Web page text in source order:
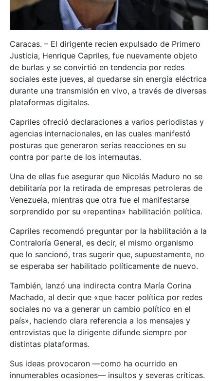
Caracas. – El dirigente recien expulsado de Primero
Justicia, Henrique Capriles, fue nuevamente objeto
de burlas y se convirtió en tendencia por redes
sociales este jueves, al quedarse sin energía eléctrica
durante una transmisión en vivo, a través de diversas
plataformas digitales.
Capriles ofreció declaraciones a varios periodistas y
agencias internacionales, en las cuales manifestó
posturas que generaron serias reacciones en su
contra por parte de los internautas.
Una de ellas fue asegurar que Nicolás Maduro no se
debilitaría por la retirada de empresas petroleras de
Venezuela, mientras que otra fue el manifestarse
sorprendido por su «repentina» habilitación política.
Capriles recomendó preguntar por la habilitación a la
Contraloría General, es decir, el mismo organismo
que lo sancionó, tras sugerir que, supuestamente, no
se esperaba ser habilitado políticamente de nuevo.
También, lanzó una indirecta contra María Corina
Machado, al decir que «que hacer política por redes
sociales no va a generar un cambio político en el
país», haciendo clara referencia a los mensajes y
entrevistas que la dirigente difunde siempre por
distintas plataformas.
Sus ideas provocaron —como ha ocurrido en
innumerables ocasiones— insultos y severas críticas.